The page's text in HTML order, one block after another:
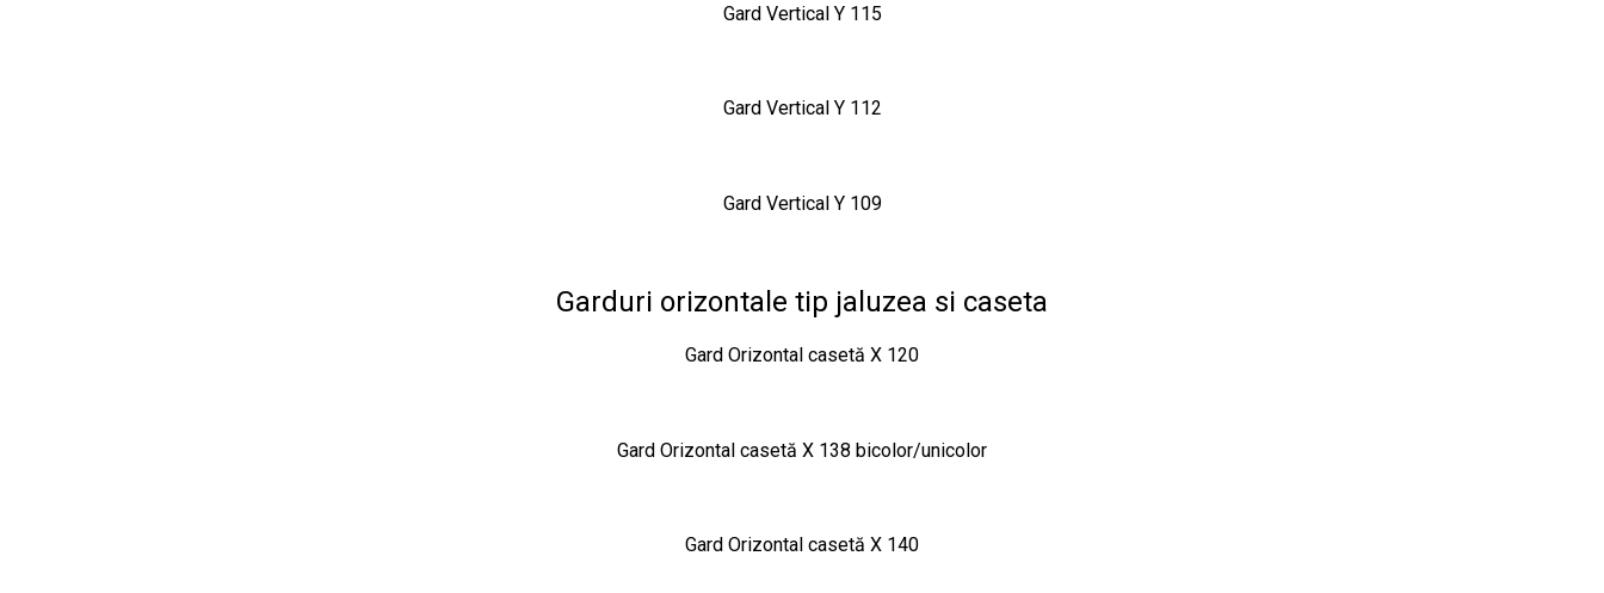
Gard Vertical Y 115
Gard Vertical Y 112
Gard Vertical Y 109
Garduri orizontale tip jaluzea si caseta
Gard Orizontal casetă X 120
Gard Orizontal casetă X 138 bicolor/unicolor
Gard Orizontal casetă X 140